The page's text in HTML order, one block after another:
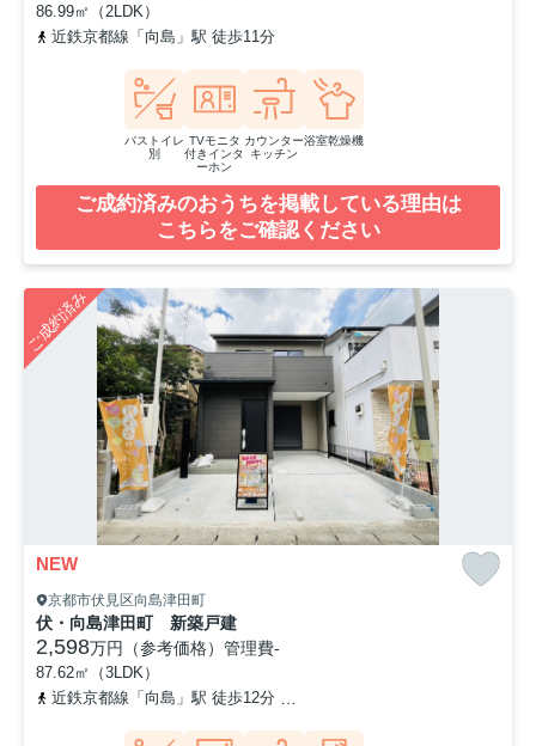
86.99㎡（2LDK）
近鉄京都線「向島」駅 徒歩11分
バストイレ
別
TVモニタ
付きインタ
ーホン
カウンター
キッチン
浴室乾燥機
ご成約済みのおうちを掲載している理由は
こちらをご確認ください
ご成約済み
NEW
京都市伏見区向島津田町
伏・向島津田町 新築戸建
2,598万円（参考価格） 管理費-
87.62㎡（3LDK）
近鉄京都線「向島」駅 徒歩12分